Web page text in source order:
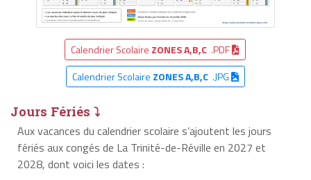
Calendrier Scolaire ZONES A,B,C .PDF
Calendrier Scolaire ZONES A,B,C.JPG
Jours Fériés ⤵
Aux vacances du calendrier scolaire s’ajoutent les jours
fériés aux congés de La Trinité-de-Réville en 2027 et
2028, dont voici les dates :